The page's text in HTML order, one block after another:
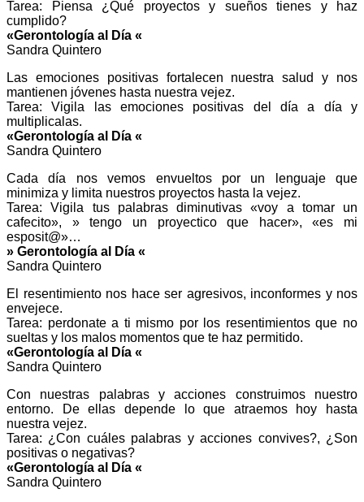
Tarea: Piensa ¿Qué proyectos y sueños tienes y haz
cumplido?
«Gerontología al Día «
Sandra Quintero
Las emociones positivas fortalecen nuestra salud y nos
mantienen jóvenes hasta nuestra vejez.
Tarea: Vigila las emociones positivas del día a día y
multiplicalas.
«Gerontología al Día «
Sandra Quintero
Cada día nos vemos envueltos por un lenguaje que
minimiza y limita nuestros proyectos hasta la vejez.
Tarea: Vigila tus palabras diminutivas «voy a tomar un
cafecito», » tengo un proyectico que hacer», «es mi
esposit@»…
» Gerontología al Día «
Sandra Quintero
El resentimiento nos hace ser agresivos, inconformes y nos
envejece.
Tarea: perdonate a ti mismo por los resentimientos que no
sueltas y los malos momentos que te haz permitido.
«Gerontología al Día «
Sandra Quintero
Con nuestras palabras y acciones construimos nuestro
entorno. De ellas depende lo que atraemos hoy hasta
nuestra vejez.
Tarea: ¿Con cuáles palabras y acciones convives?, ¿Son
positivas o negativas?
«Gerontología al Día «
Sandra Quintero